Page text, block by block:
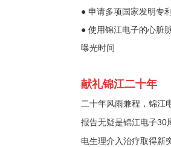
● 申请多项国家发明专
● 使用锦江电子的心脏
曝光时间
献礼锦江二十年
二十年风雨兼程，锦江
报告无疑是锦江电子30
电生理介入治疗取得新